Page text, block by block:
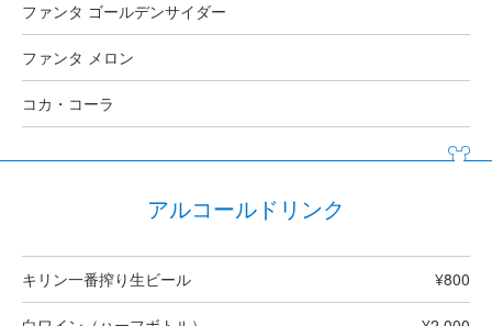
ファンタ ゴールデンサイダー
ファンタ メロン
コカ・コーラ
アルコールドリンク
キリン一番搾り生ビール ¥800